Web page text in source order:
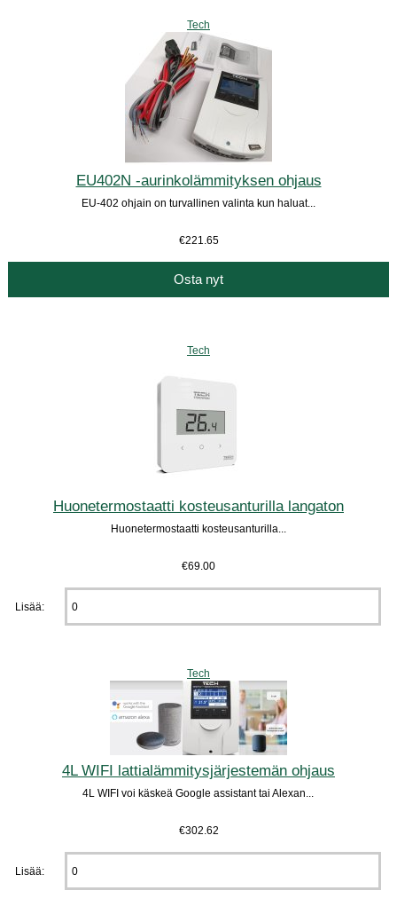
Tech
EU402N -aurinkolämmityksen ohjaus
EU-402 ohjain on turvallinen valinta kun haluat...
€221.65
Osta nyt
Tech
Huonetermostaatti kosteusanturilla langaton
Huonetermostaatti kosteusanturilla...
€69.00
Lisää:
Tech
4L WIFI lattialämmitysjärjestemän ohjaus
4L WIFI voi käskeä Google assistant tai Alexan...
€302.62
Lisää: